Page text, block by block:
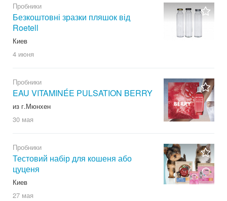
Пробники
Безкоштовні зразки пляшок від
Roetell
Киев
4 июня
Пробники
EAU VITAMINÉE PULSATION BERRY
из г.Мюнхен
30 мая
Пробники
Тестовий набір для кошеня або
цуценя
Киев
27 мая